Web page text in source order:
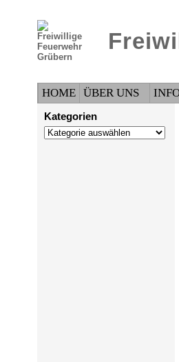
HOME ÜBER UNS
Kategorien
Kategorien